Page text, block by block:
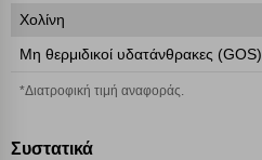
Χολίνη
Μη θερμιδικοί υδατάνθρακες (GOS)
*Διατροφική τιμή αναφοράς.
Συστατικά